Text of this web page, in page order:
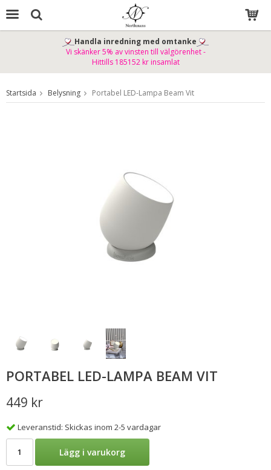
Produkten har blivit tillagd i varukorgen
Handla inredning med omtanke
Vi skänker 5% av vinsten till välgörenhet -
Hittills 185152 kr insamlat
Startsida Belysning Portabel LED-Lampa Beam Vit
PORTABEL LED-LAMPA BEAM VIT
449 kr
Leveranstid: Skickas inom 2-5 vardagar
Lägg i varukorg